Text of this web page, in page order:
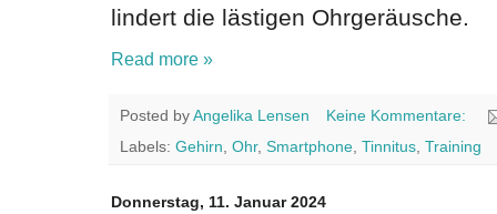
lindert die lästigen Ohrgeräusche.
Read more »
Posted byAngelika Lensen
Keine Kommentare:
Labels: Gehirn Ohr, Smartphone Tinnitus Training
Donnerstag, 11. Januar 2024